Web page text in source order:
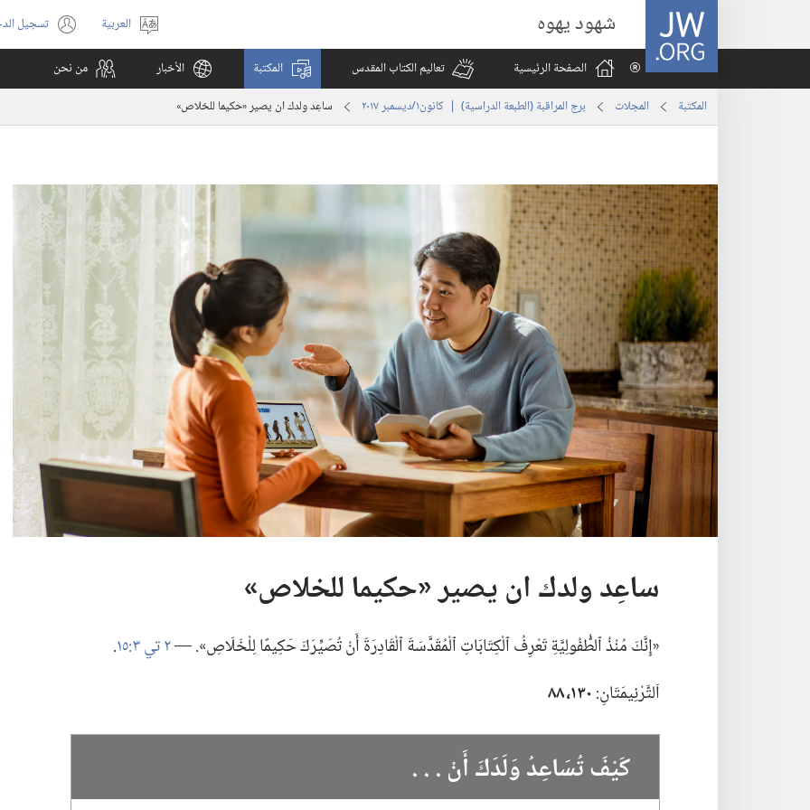
JW.ORG شهود يهوه
اختر
اللغة
العربية تسجيل(يفتح
نافذة
الصفحة الرئيسية
تعاليم الكتاب المقدس المكتبة الأخبار من نحن
المكتبة المجلات برج المراقبة (‏الطبعة الدراسية)‏ | ‏‎كانون١/ديسمبر‏ ‏‎٢٠١٧‏ ساعِد ولدك ان يصير «حكيما للخلاص»‏
ساعِد ولدك ان يصير «حكيما للخلاص»‏
‏«إِنَّكَ مُنْذُ ٱلطُّفُولِيَّةِ تَعْرِفُ ٱلْكِتَابَاتِ ٱلْمُقَدَّسَةَ ٱلْقَادِرَةَ أَنْ تُصَيِّرَكَ حَكِيمًا لِلْخَلَاصِ».‏ —‏٢ تي ٣:‏١٥
‏.‏
اَلتَّرْنِيمَتَانِ:‏١٣٠،‏ ٨٨
كَيْفَ تُسَاعِدُ وَلَدَكَ أَنْ .‏ .‏ .‏